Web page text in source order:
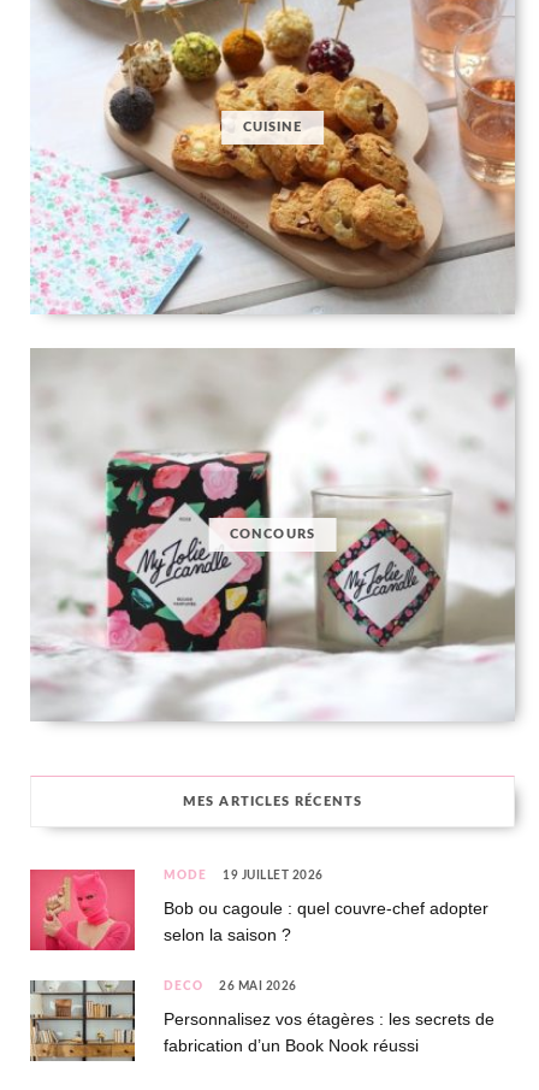
CUISINE
CONCOURS
MES ARTICLES RÉCENTS
MODE 19 JUILLET 2026
Bob ou cagoule : quel couvre-chef adopter
selon la saison ?
DÉCO 26 MAI 2026
Personnalisez vos étagères : les secrets de
fabrication d’un Book Nook réussi